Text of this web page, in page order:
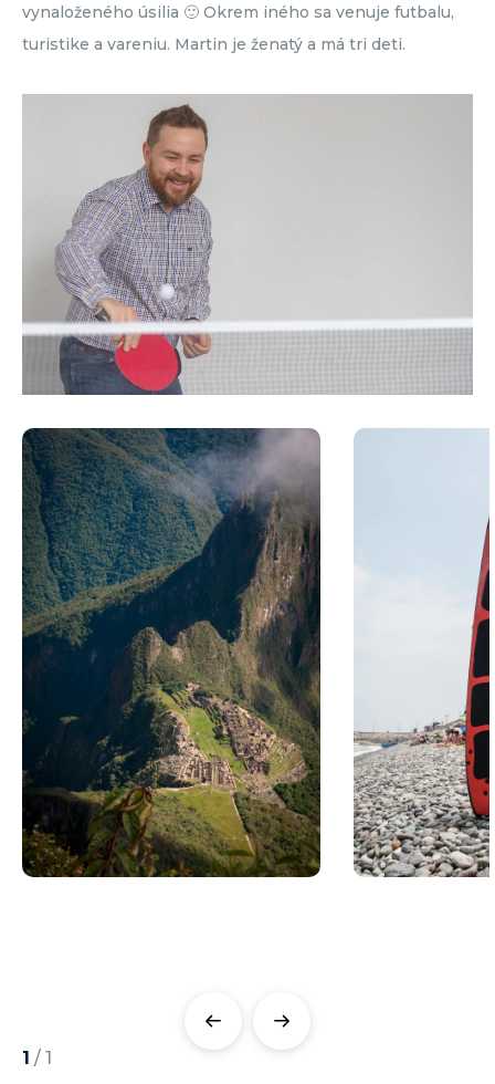
vynaloženého úsilia 🙂 Okrem iného sa venuje futbalu,
turistike a vareniu. Martin je ženatý a má tri deti.
1 / 1